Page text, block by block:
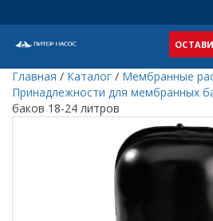
Главная / Каталог / Мембранные
Принадлежности для мембранных
баков 18-24 литров